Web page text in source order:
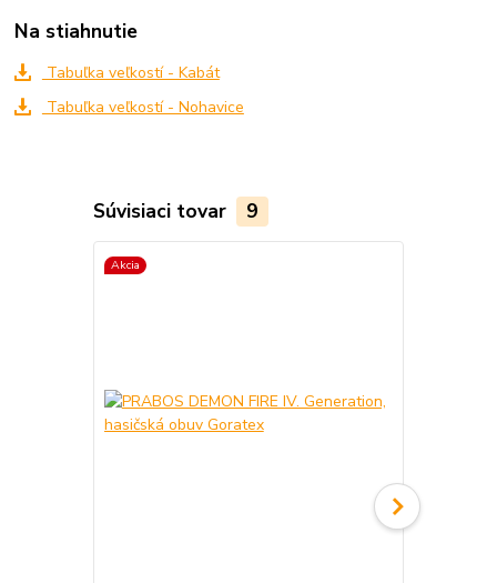
Na stiahnutie
Tabuľka veľkostí - Kabát
Tabuľka veľkostí - Nohavice
Súvisiaci tovar 9
Akcia